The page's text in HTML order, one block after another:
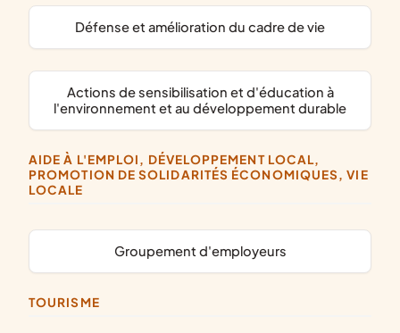
défense et amélioration du cadre de vie
actions de sensibilisation et d'éducation à
l'environnement et au développement durable
AIDE À L'EMPLOI, DÉVELOPPEMENT LOCAL,
PROMOTION DE SOLIDARITÉS ÉCONOMIQUES, VIE
LOCALE
groupement d'employeurs
TOURISME